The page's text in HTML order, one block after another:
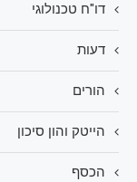
דו"ח טכנולוגי
דעות
הורים
הייטק והון סיכון
הכסף